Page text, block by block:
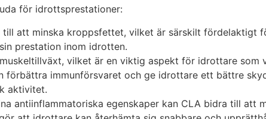
för idrottsprestationer:
till att minska kroppsfettet, vilket är särskilt fördelaktigt
prestation inom idrotten.
vilket är en viktig aspekt för idrottare
förbättra immunförsvaret och ge idrottare ett bättre
aktivitet.
antiinflammatoriska egenskaper kan CLA bidra till att